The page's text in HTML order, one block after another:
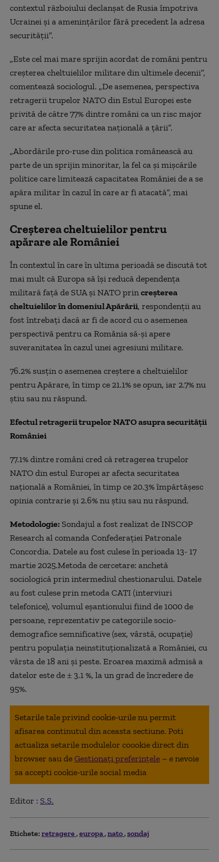
contextul războiului declanșat de Rusia împotriva
Ucrainei și a amenințărilor fără precedent la adresa
securității”.
„Este cel mai mare sprijin acordat de români pentru
creșterea cheltuielilor militare din ultimele decenii”,
comentează sociologul. „De asemenea, perspectiva
retragerii trupelor NATO din Estul Europei este
privită de către 77% dintre români ca un risc major
care ar afecta securitatea națională a țării”.
„Abordările pro-ruse din politica românească au
parte de un sprijin minoritar, la fel ca și mișcările
politice care limitează capacitatea României de a se
apăra militar în cazul în care ar fi atacată”, mai
spune el.
Creșterea cheltuielilor pentru
apărare ale României
În contextul în care în ultima perioadă se discută tot
mai mult că Europa să își reducă dependența
militară față de SUA și NATO princreșterea
cheltuielilor în domeniul Apărării, respondenții au
fost întrebați dacă ar fi de acord cu o asemenea
perspectivă pentru ca România să-și apere
suveranitatea în cazul unei agresiuni militare.
76.2% susțin o asemenea creștere a cheltuielilor
pentru Apărare, în timp ce 21.1% se opun, iar 2.7% nu
știu sau nu răspund.
Efectul retragerii trupelor NATO asupra securității
României
77.1% dintre români cred că retragerea trupelor
NATO din estul Europei ar afecta securitatea
națională a României, în timp ce 20.3% împărtășesc
opinia contrarie și 2.6% nu știu sau nu răspund.
Metodologie: Sondajul a fost realizat de INSCOP
Research al comanda Confederației Patronale
Concordia. Datele au fost culese în perioada 13- 17
martie 2025.Metoda de cercetare: anchetă
sociologică prin intermediul chestionarului. Datele
au fost culese prin metoda CATI (interviuri
telefonice), volumul eșantionului fiind de 1000 de
persoane, reprezentativ pe categoriile socio-
demografice semnificative (sex, vârstă, ocupație)
pentru populația neinstituționalizată a României, cu
vârsta de 18 ani și peste. Eroarea maximă admisă a
datelor este de ± 3.1 %, la un grad de încredere de
95%.
Setarile tale privind cookie-urile nu permit
afisarea continutul din aceasta sectiune. Poti
actualiza setarile modulelor coookie direct din
browser sau deGestionați preferințele – e nevoie
sa accepti cookie-urile social media
Editor : S.S.
Etichete: retragere europa nato sondaj